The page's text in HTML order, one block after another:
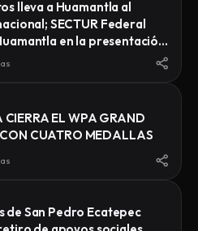
lleva a Huamantla al
SECTUR Federal
en la presentación
EL WPA GRAND
CUATRO MEDALLAS
de San Pedro Ecatepec